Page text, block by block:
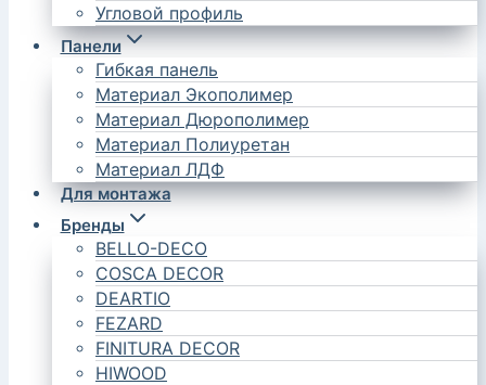
Угловой профиль
Панели
Гибкая панель
Материал Экополимер
Материал Дюрополимер
Материал Полиуретан
Материал ЛДФ
Для монтажа
Бренды
BELLO-DECO
COSCA DECOR
DEARTIO
FEZARD
FINITURA DECOR
HIWOOD